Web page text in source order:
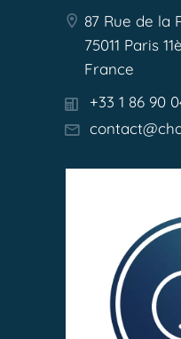
87 Rue de la
75011 Paris
France
+33 1 86 90